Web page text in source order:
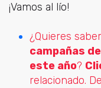
¡Vamos al lío!
¿Quieres
campañas
este año?
relacionado.